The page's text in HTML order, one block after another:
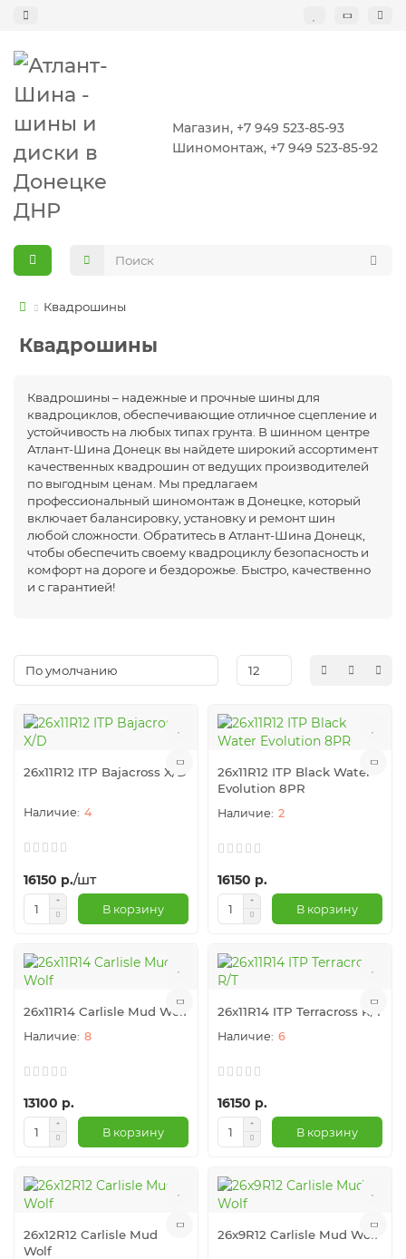
Магазин, +7 949 523-85-93
Шиномонтаж, +7 949 523-85-92
Квадрошины
Квадрошины
Квадрошины – надежные и прочные шины для
квадроциклов, обеспечивающие отличное сцепление и
устойчивость на любых типах грунта. В шинном центре
Атлант-Шина Донецк вы найдете широкий ассортимент
качественных квадрошин от ведущих производителей
по выгодным ценам. Мы предлагаем
профессиональный шиномонтаж в Донецке, который
включает балансировку, установку и ремонт шин
любой сложности. Обратитесь в Атлант-Шина Донецк,
чтобы обеспечить своему квадроциклу безопасность и
комфорт на дороге и бездорожье. Быстро, качественно
и с гарантией!
26x11R12 ITP Bajacross X/D
4
16150 р./шт
В корзину
26x11R12 ITP Black Water
Evolution 8PR
2
16150 р.
В корзину
26x11R14 Carlisle Mud Wolf
8
13100 р.
В корзину
26x11R14 ITP Terracross R/T
6
16150 р.
В корзину
26x12R12 Carlisle Mud
Wolf
26x9R12 Carlisle Mud Wolf